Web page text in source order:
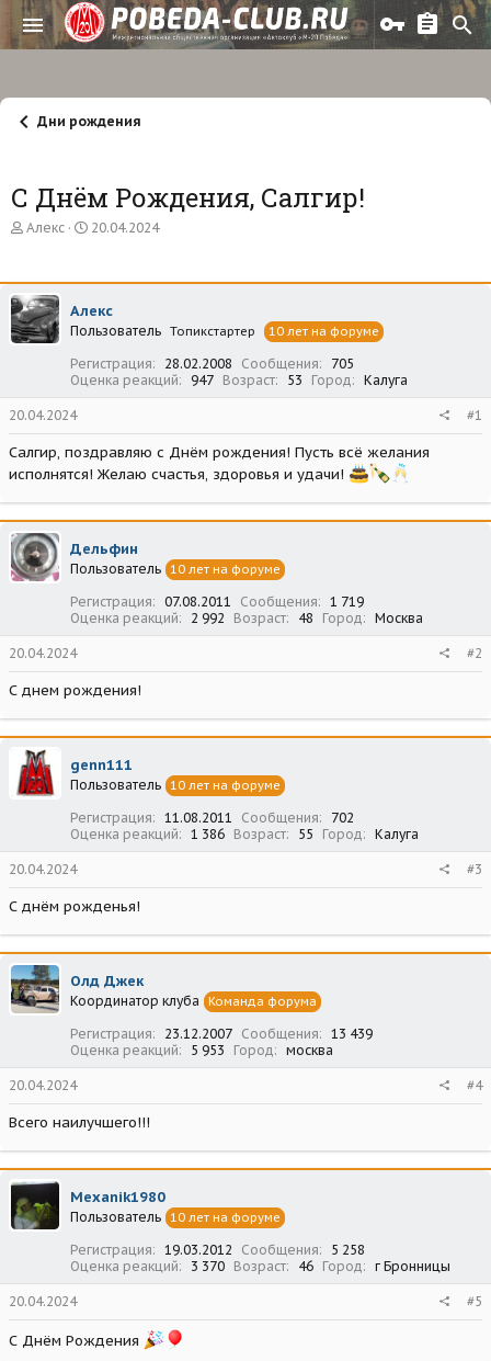
Дни рождения
С Днём Рождения, Салгир!
А
о
р
т
е
Алекс
Д
а
а
ч
л
а
20.04.2024
Алекс
Пользователь Топикстартер 10 лет на форуме
Регистрация 28.02.2008 Сообщения
705
Оценка реакций
947 Возраст 53 Город Калуга
20.04.2024 #1
Салгир, поздравляю с Днём рождения! Пусть всё желания
исполнятся! Желаю счастья, здоровья и удачи!
Дельфин
Пользователь 10 лет на форуме
Регистрация 07.08.2011 Сообщения
1 719
Оценка реакций
2 992 Возраст 48 Город Москва
20.04.2024 #2
С днем рождения!
genn111
Пользователь 10 лет на форуме
Регистрация 11.08.2011 Сообщения
702
Оценка реакций
1 386 Возраст 55 Город Калуга
20.04.2024 #3
С днём рожденья!
Олд Джек
Координатор клуба Команда форума
Регистрация 23.12.2007 Сообщения
13 439
Оценка реакций
5 953 Город москва
20.04.2024 #4
Всего наилучшего!!!
Mexanik1980
Пользователь 10 лет на форуме
Регистрация 19.03.2012 Сообщения
5 258
Оценка реакций
3 370 Возраст 46 Город г Бронницы
20.04.2024 #5
С Днём Рождения